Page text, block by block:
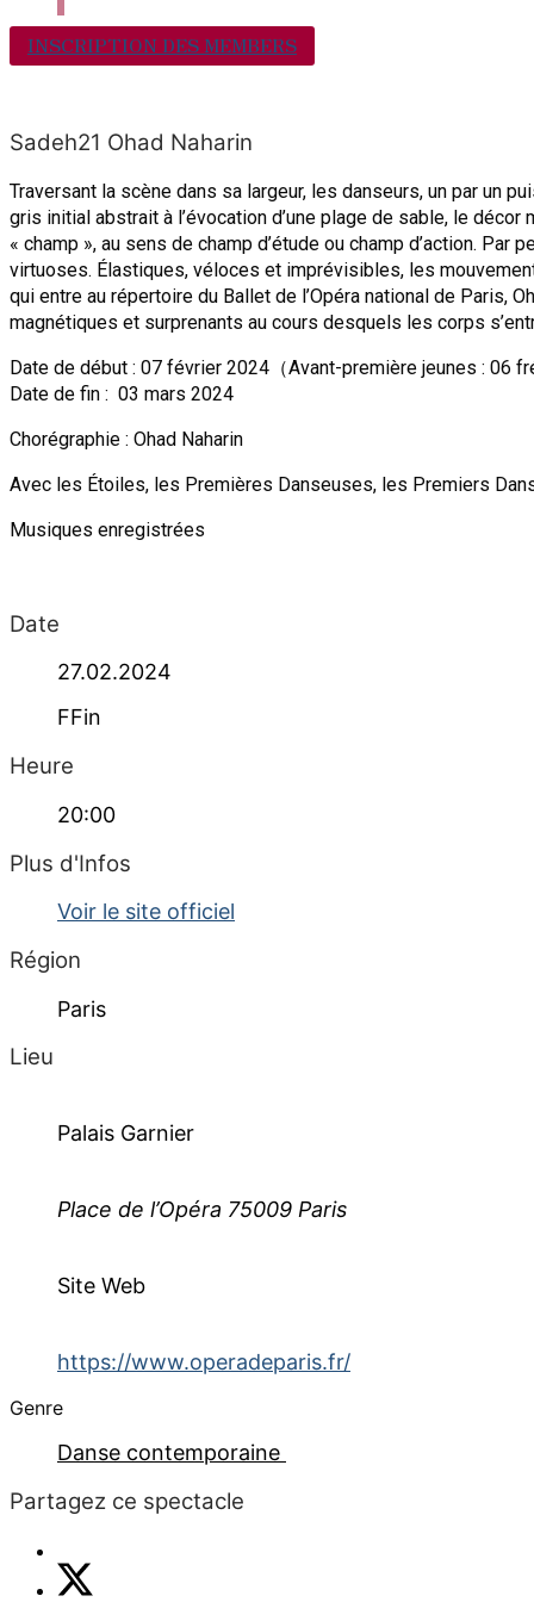
INSCRIPTION DES MEMBERS
Sadeh21 Ohad Naharin
Traversant la scène dans sa largeur, les danseurs, un par un
gris initial abstrait à l’évocation d’une plage de sable, le
« champ », au sens de champ d’étude ou champ d’action.
virtuoses. Élastiques, véloces et imprévisibles, les
qui entre au répertoire du Ballet de l’Opéra national de Paris,
magnétiques et surprenants au cours desquels les corps
Date de début : 07 février 2024（Avant-première jeunes : 06
Date de fin : 03 mars 2024
Chorégraphie : Ohad Naharin
Avec les Étoiles, les Premières Danseuses, les Premiers
Musiques enregistrées
Date
27.02.2024
FFin
Heure
20:00
Plus d'Infos
Voir le site officiel
Région
Paris
Lieu
Palais Garnier
Place de l’Opéra 75009 Paris
Site Web
https://www.operadeparis.fr/
Genre
Danse contemporaine
Partagez ce spectacle